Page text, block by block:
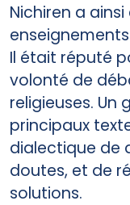
Nichiren a
Il était réputé
volonté de
religieuses. Un
principaux
dialectique de
doutes, et de
solutions.